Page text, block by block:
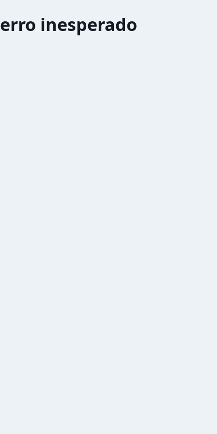
erro inesperado